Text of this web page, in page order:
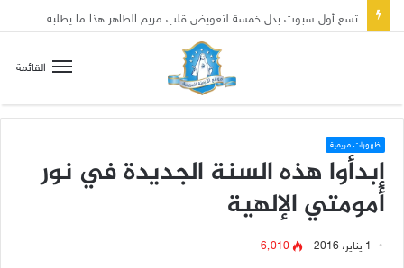
القائمة
ظهورات مريمية
إبدأوا هذه السنة الجديدة في نور
أمومتي الإلهية
1 يناير، 2016 6٬010